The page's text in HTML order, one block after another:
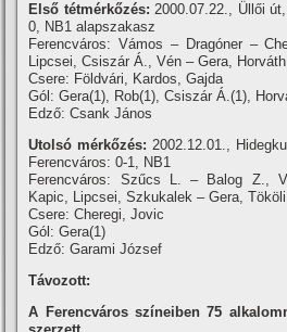
Első tétmérkőzés: 2000.07.22., Üllői
0, NB1 alapszakasz
Ferencváros: Vámos – Dragóner –
Lipcsei, Csiszár Á., Vén – Gera,
Csere: Földvári, Kardos, Gajda
Gól: Gera(1), Rob(1), Csiszár Á.(1),
Edző: Csank János
Utolsó mérkőzés: 2002.12.01.,
Ferencváros: 0-1, NB1
Ferencváros: Szűcs L. – Balog Z.,
Kapic, Lipcsei, Szkukalek – Gera,
Csere: Cheregi, Jovic
Gól: Gera(1)
Edző: Garami József
Távozott:
A Ferencváros szí­neiben 75